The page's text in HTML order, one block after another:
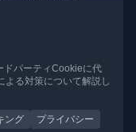
ドパーティCookieに代
よる対策について解説し
ング
プライバシー